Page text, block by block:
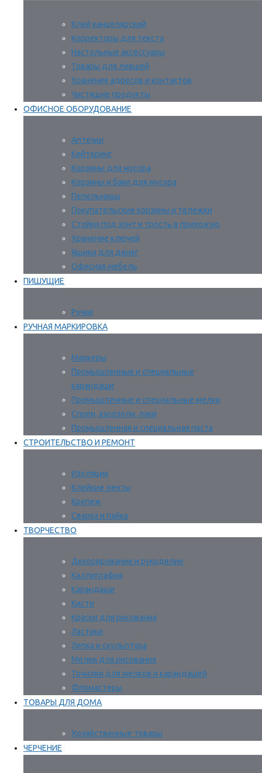
Клей канцелярский
Корректоры для текста
Настольные аксессуары
Товары для левшей
Хранение адресов и контактов
Чистящие продукты
ОФИСНОЕ ОБОРУДОВАНИЕ
Аптечки
Кейтеринг
Корзины для мусора
Корзины и баки для мусора
Пепельницы
Покупательские корзины и тележки
Стойки под зонт и трость в прихожую
Хранение ключей
Ящики для денег
Офисная мебель
ПИШУЩИЕ
Ручки
РУЧНАЯ МАРКИРОВКА
Маркеры
Промышленные и специальные
карандаши
Промышленные и специальные мелки
Спреи, аэрозоли, лаки
Промышленная и специальная паста
СТРОИТЕЛЬСТВО И РЕМОНТ
Изоляция
Клейкие ленты
Крепеж
Сварка и пайка
ТВОРЧЕСТВО
Декорирование и рукоделие
Каллиграфия
Карандаши
Кисти
Краски для рисования
Ластики
Лепка и скульптура
Мелки для рисования
Точилки для мелков и карандашей
Фломастеры
ТОВАРЫ ДЛЯ ДОМА
Хозяйственные товары
ЧЕРЧЕНИЕ